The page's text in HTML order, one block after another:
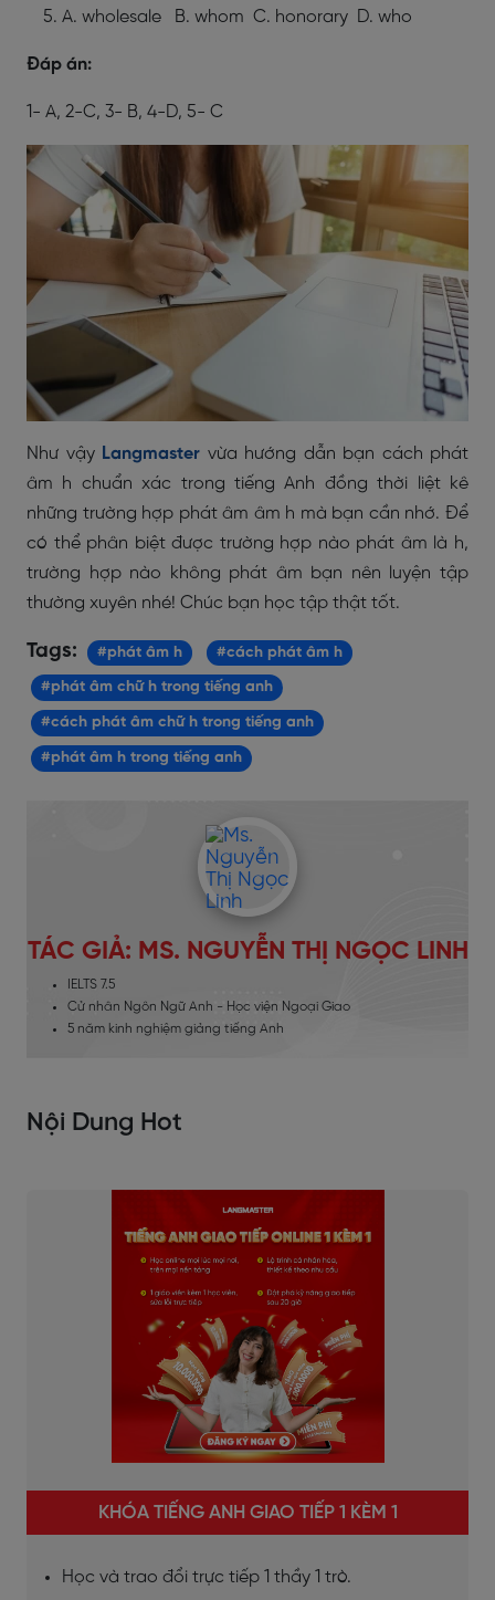
A. wholesale B. whom C. honorary D. who
Đáp án:
1- A, 2-C, 3- B, 4-D, 5- C
Như vậy Langmaster vừa hướng dẫn bạn cách phát
âm h chuẩn xác trong tiếng Anh đồng thời liệt kê
những trường hợp phát âm âm h mà bạn cần nhớ. Để
có thể phân biệt được trường hợp nào phát âm là h,
trường hợp nào không phát âm bạn nên luyện tập
thường xuyên nhé! Chúc bạn học tập thật tốt.
Tags: #phát âm h #cách phát âm h
#phát âm chữ h trong tiếng anh
#cách phát âm chữ h trong tiếng anh
#phát âm h trong tiếng anh
TÁC GIẢ: MS. NGUYỄN THỊ NGỌC LINH
IELTS 7.5
Cử nhân Ngôn Ngữ Anh - Học viện Ngoại Giao
5 năm kinh nghiệm giảng tiếng Anh
Nội Dung Hot
KHÓA TIẾNG ANH GIAO TIẾP 1 KÈM 1
Học và trao đổi trực tiếp 1 thầy 1 trò.